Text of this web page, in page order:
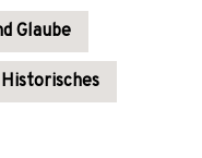
Glaube
Historisches